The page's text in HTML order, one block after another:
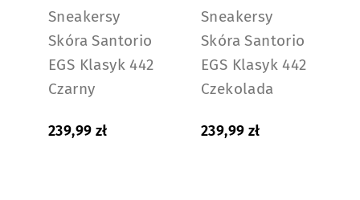
Sneakersy
Skóra Santorio
EGS Klasyk 442
Czarny
239,99 zł
Sneakersy
Skóra Santorio
EGS Klasyk 442
Czekolada
239,99 zł